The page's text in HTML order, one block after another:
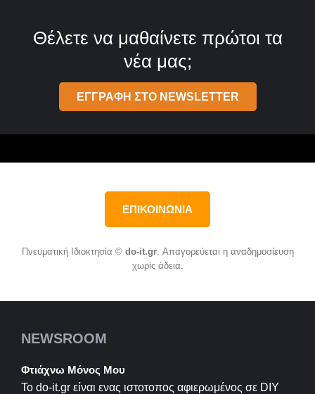
Θέλετε να μαθαίνετε πρώτοι τα
νέα μας;
ΕΓΓΡΑΦΗ ΣΤΟ NEWSLETTER
ΕΠΙΚΟΙΝΩΝΙΑ
Πνευματική Ιδιοκτησία © do-it.gr. Απαγορεύεται η αναδημοσίευση
χωρίς άδεια.
NEWSROOM
Φτιάχνω Μόνος Μου
Το do-it.gr είναι ενας ιστοτοπος αφιερωμένος σε DIY